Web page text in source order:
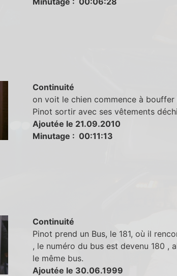
Continuité
on voit le chien commence à
Pinot sortir avec ses vêtements
Ajoutée le 21.09.2010
Minutage : 00:11:13
Continuité
Pinot prend un Bus, le 181, où il
, le numéro du bus est devenu 180 ,
le même bus.
Ajoutée le 30.06.1999